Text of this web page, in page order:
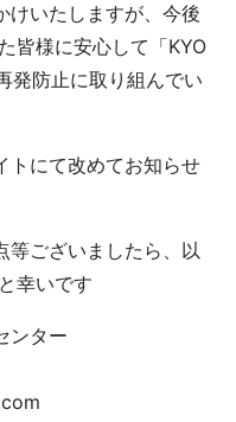
けいたしますが、今後
皆様に安心して「KYO
発防止に取り組んでい
トにて改めてお知らせ
等ございましたら、以
幸いです
ンター